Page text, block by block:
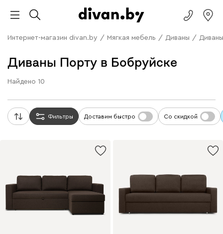
Интернет-магазин divan.by / Мягкая мебель / Диваны /
Диваны Порту в Бобруйске
Найдено 10
Фильтры Доставим быстро Со скидкой